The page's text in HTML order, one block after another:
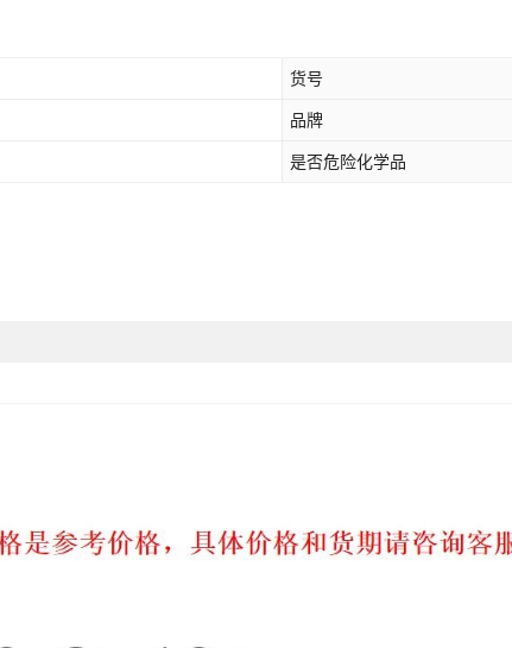
货号
品牌
是否危险化学品